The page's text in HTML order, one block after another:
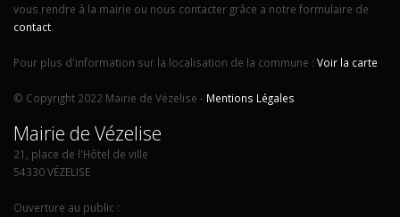
vous rendre à la mairie ou nous contacter grâce a notre formulaire de
contact.
Pour plus d'information sur la localisation de la commune : Voir la carte
© Copyright 2022 Mairie de Vézelise - Mentions Légales
Mairie de Vézelise
21, place de l'Hôtel de ville
54330 VÉZELISE
Ouverture au public :